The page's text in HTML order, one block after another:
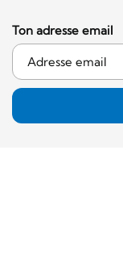
Ton adresse email